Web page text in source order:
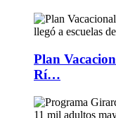
Plan
Rí…